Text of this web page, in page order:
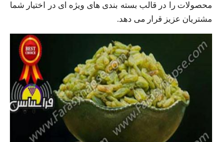
محصولات را در قالب بسته بندی های ویژه ای در اختیار شما
مشتریان عزیز قرار می دهد.